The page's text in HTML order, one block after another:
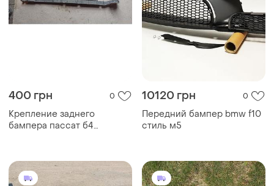
400 грн 0
Крепление заднего
бампера пассат б4
10120 грн 0
Передний бампер bmw f10
стиль м5